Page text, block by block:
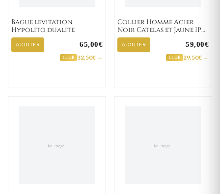
Bague levitation
Hypolito dualite
AJOUTER 65,00€
CLUB 32,50€ →
Collier Homme Acier
Noir Catelas et Jaune IP
Diamant
AJOUTER 59,00€
CLUB 29,50€ →